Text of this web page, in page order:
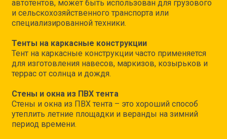
автотентов, может быть использован для грузового
и сельскохозяйственного транспорта или
специализированной техники.
Тенты на каркасные конструкции
Тент на каркасные конструкции часто применяется
для изготовления навесов, маркизов, козырьков и
террас от солнца и дождя.
Стены и окна из ПВХ тента
Стены и окна из ПВХ тента – это хороший способ
утеплить летние площадки и веранды на зимний
период времени.